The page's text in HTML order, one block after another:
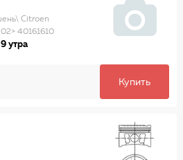
Citroen
40161610
утра
Купить